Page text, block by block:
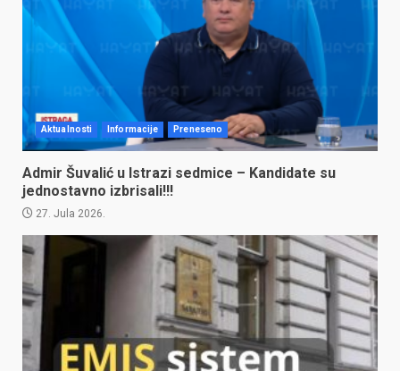
Aktualnosti Informacije Preneseno
Admir Šuvalić u Istrazi sedmice – Kandidate su
jednostavno izbrisali!!!
27. Jula 2026.